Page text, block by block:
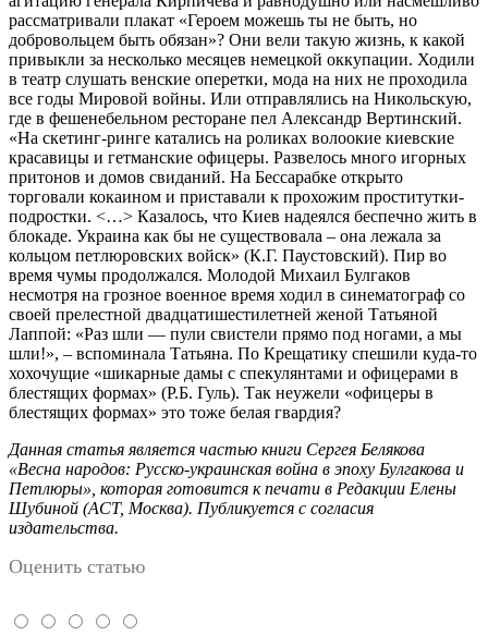
рассматривали плакат «Героем можешь ты не быть, но
добровольцем быть обязан»? Они вели такую жизнь, к какой
привыкли за несколько месяцев немецкой оккупации. Ходили
в театр слушать венские оперетки, мода на них не проходила
все годы Мировой войны. Или отправлялись на Никольскую,
где в фешенебельном ресторане пел Александр Вертинский.
«На скетинг-ринге катались на роликах волоокие киевские
красавицы и гетманские офицеры. Развелось много игорных
притонов и домов свиданий. На Бессарабке открыто
торговали кокаином и приставали к прохожим проститутки-
подростки. <…> Казалось, что Киев надеялся беспечно жить в
блокаде. Украина как бы не существовала – она лежала за
кольцом петлюровских войск» (К.Г. Паустовский). Пир во
время чумы продолжался. Молодой Михаил Булгаков
несмотря на грозное военное время ходил в синематограф со
своей прелестной двадцатишестилетней женой Татьяной
Лаппой: «Раз шли — пули свистели прямо под ногами, а мы
шли!», – вспоминала Татьяна. По Крещатику спешили куда-то
хохочущие «шикарные дамы с спекулянтами и офицерами в
блестящих формах» (Р.Б. Гуль). Так неужели «офицеры в
блестящих формах» это тоже белая гвардия?
Данная статья является частью книги Сергея Белякова
«Весна народов: Русско-украинская война в эпоху Булгакова и
Петлюры», которая готовится к печати в Редакции Елены
Шубиной (АСТ, Москва). Публикуется с согласия
издательства.
Оценить статью